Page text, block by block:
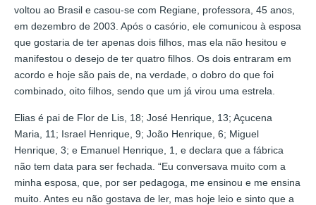
voltou ao Brasil e casou-se com Regiane, professora, 45 anos,
em dezembro de 2003. Após o casório, ele comunicou à esposa
que gostaria de ter apenas dois filhos, mas ela não hesitou e
manifestou o desejo de ter quatro filhos. Os dois entraram em
acordo e hoje são pais de, na verdade, o dobro do que foi
combinado, oito filhos, sendo que um já virou uma estrela.
Elias é pai de Flor de Lis, 18; José Henrique, 13; Açucena
Maria, 11; Israel Henrique, 9; João Henrique, 6; Miguel
Henrique, 3; e Emanuel Henrique, 1, e declara que a fábrica
não tem data para ser fechada. “Eu conversava muito com a
minha esposa, que, por ser pedagoga, me ensinou e me ensina
muito. Antes eu não gostava de ler, mas hoje leio e sinto que a